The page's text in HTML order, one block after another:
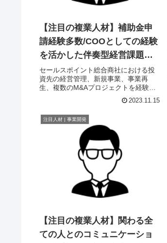
【注目の複業人材】補助金申
請経験多数/COOとしての経験
を活かした伴奏型経営課題の
解決・ビジネス支援のスペシ
ャリスト
セールスポイント総合商社における投
資先の経営管理、新規事業、事業再
生、複数のM&Aプロジェクトを経験。
海外投資先の事業会社（売上高600億円
規模）においてCOOとして経営に参画
し、既存事業のグロースに加え、M&A
を含む新規投資を牽引しており...
2023.11.15
注目人材 | 事業開発
【注目の複業人材】関わる全
ての人とのコミュニケーショ